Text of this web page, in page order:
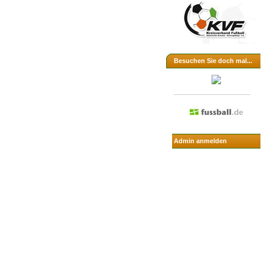
Besuchen Sie doch mal...
Admin anmelden